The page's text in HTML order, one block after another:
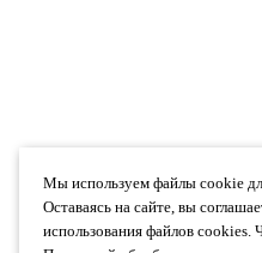
Мы используем файлы cookie
Оставаясь на сайте, вы
использования файлов cookies.